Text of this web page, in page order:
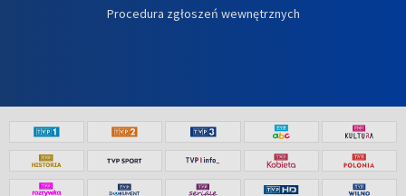
Procedura zgłoszeń wewnętrznych